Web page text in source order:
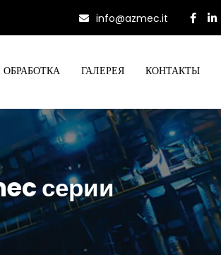
info@azmec.it
ОБРАБОТКА ГАЛЕРЕЯ КОНТАКТЫ
серии